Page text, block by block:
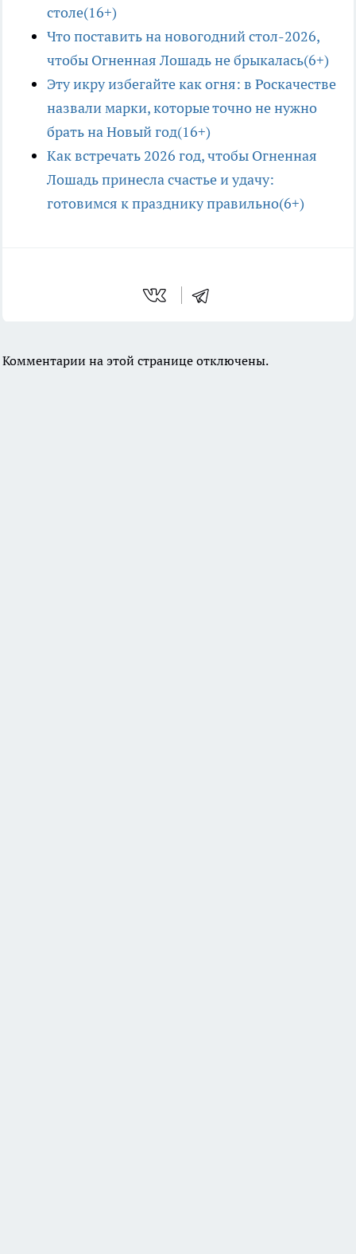
столе(16+)
Что поставить на новогодний стол-2026,
чтобы Огненная Лошадь не брыкалась(6+)
Эту икру избегайте как огня: в Роскачестве
назвали марки, которые точно не нужно
брать на Новый год(16+)
Как встречать 2026 год, чтобы Огненная
Лошадь принесла счастье и удачу:
готовимся к празднику правильно(6+)
Комментарии на этой странице отключены.